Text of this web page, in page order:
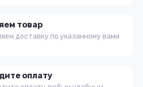
товар
доставку по указанному вами
оплату